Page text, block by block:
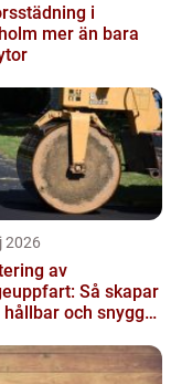
i
än bara
2026
av
Så skapar
hållbar och snygg